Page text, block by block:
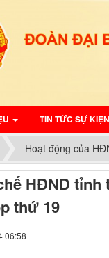
TIN TỨC SỰ KIỆN
Hoạt động của
HĐND
thứ 19
06:58